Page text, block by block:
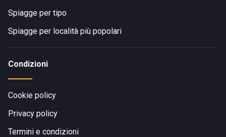
Spiagge per tipo
Spiagge per località più popolari
Condizioni
Cookie policy
Privacy policy
Termini e condizioni